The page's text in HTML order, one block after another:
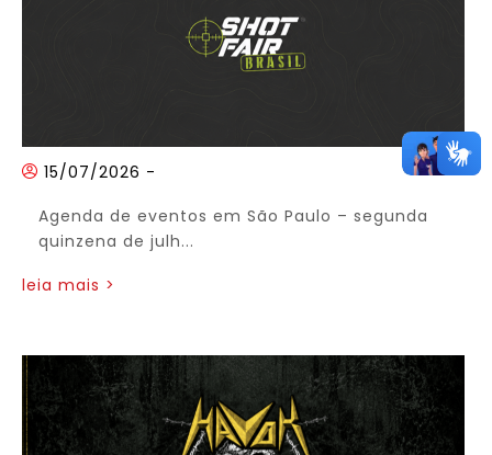
15/07/2026 -
Agenda de eventos em São Paulo – segunda
quinzena de julh...
leia mais >